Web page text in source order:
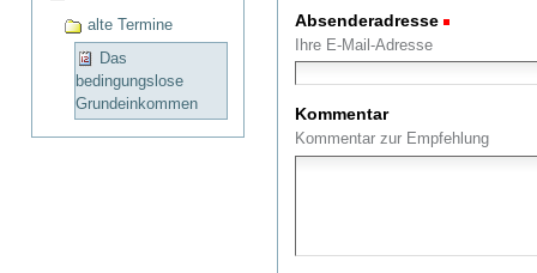
alte Termine
Das
bedingungslose
Grundeinkommen
Absenderadresse
Ihre E-Mail-Adresse
Kommentar
Kommentar zur Empfehlung